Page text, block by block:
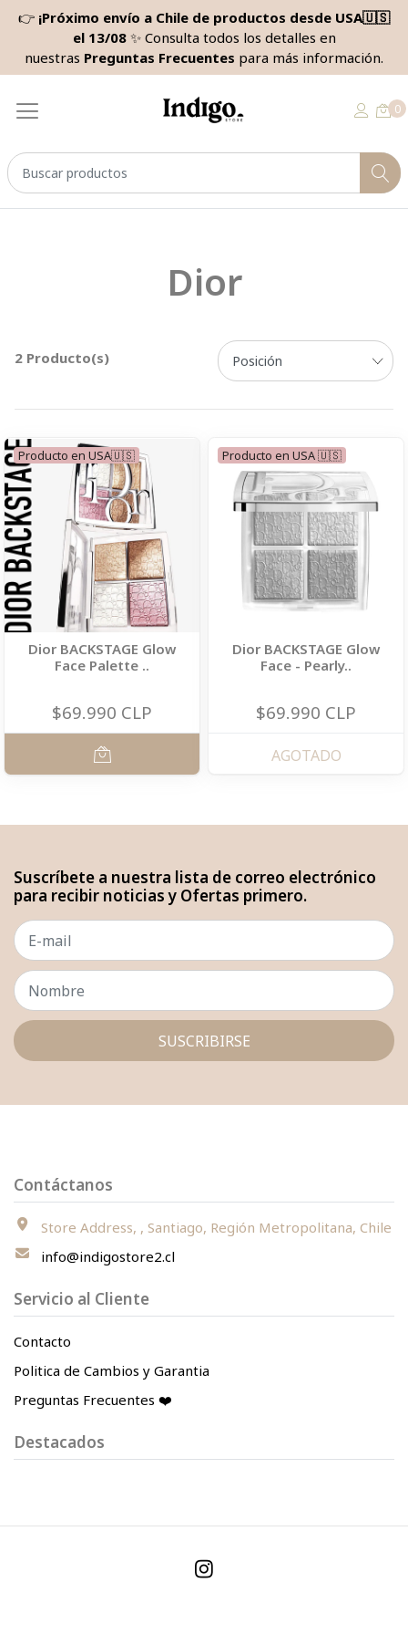
👉 ¡Próximo envío a Chile de productos desde USA🇺🇸
el 13/08✨ Consulta todos los detalles en
nuestras Preguntas Frecuentes para más información.
0
Dior
2 Producto(s)
Producto en USA🇺🇸
Dior BACKSTAGE Glow
Face Palette ..
$69.990 CLP
Producto en USA 🇺🇸
Dior BACKSTAGE Glow
Face - Pearly..
$69.990 CLP
AGOTADO
Suscríbete a nuestra lista de correo electrónico
para recibir noticias y Ofertas primero.
SUSCRIBIRSE
Contáctanos
Store Address, , Santiago, Región Metropolitana, Chile
info@indigostore2.cl
Servicio al Cliente
Contacto
Politica de Cambios y Garantia
Preguntas Frecuentes ❤️
Destacados